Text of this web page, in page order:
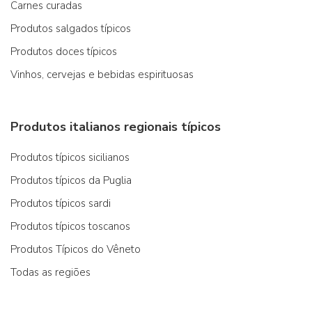
Carnes curadas
Produtos salgados típicos
Produtos doces típicos
Vinhos, cervejas e bebidas espirituosas
Produtos italianos regionais típicos
Produtos típicos sicilianos
Produtos típicos da Puglia
Produtos típicos sardi
Produtos típicos toscanos
Produtos Típicos do Vêneto
Todas as regiões